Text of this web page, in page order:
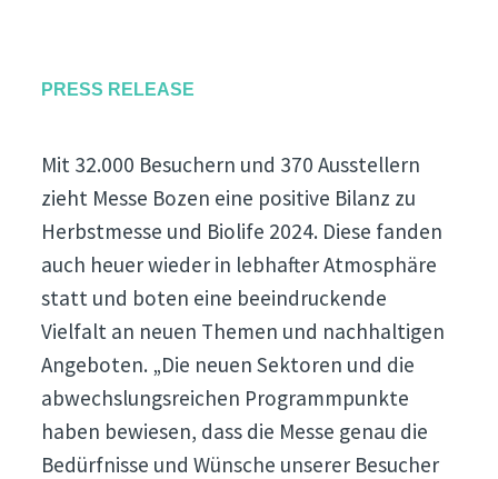
PRESS RELEASE
Mit 32.000 Besuchern und 370 Ausstellern
zieht Messe Bozen eine positive Bilanz zu
Herbstmesse und Biolife 2024. Diese fanden
auch heuer wieder in lebhafter Atmosphäre
statt und boten eine beeindruckende
Vielfalt an neuen Themen und nachhaltigen
Angeboten. „Die neuen Sektoren und die
abwechslungsreichen Programmpunkte
haben bewiesen, dass die Messe genau die
Bedürfnisse und Wünsche unserer Besucher